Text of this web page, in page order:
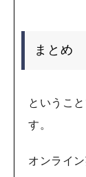
まとめ
というこ
す。
オンライ